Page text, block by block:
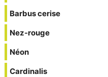
Barbus cerise
Nez-rouge
Néon
Cardinalis